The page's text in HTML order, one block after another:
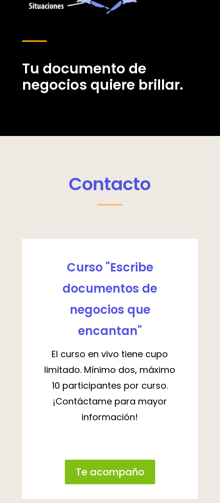
Tu documento de
negocios quiere brillar.
Contacto
Curso "Escribe
documentos de
negocios que
encantan"
El curso en vivo tiene cupo
limitado. Mínimo dos, máximo
10 participantes por curso.
¡Contáctame para mayor
información!
Te acompaño